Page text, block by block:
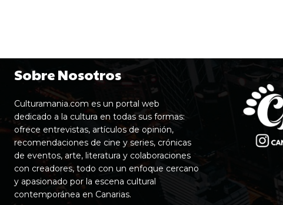
Sobre Nosotros
Culturamania.com es un portal web
dedicado a la cultura en todas sus formas:
ofrece entrevistas, artículos de opinión,
recomendaciones de cine y series, crónicas
de eventos, arte, literatura y colaboraciones
con creadores, todo con un enfoque cercano
y apasionado por la escena cultural
contemporánea en Canarias.